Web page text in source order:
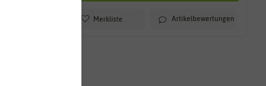
Merkliste Artikelbewertungen